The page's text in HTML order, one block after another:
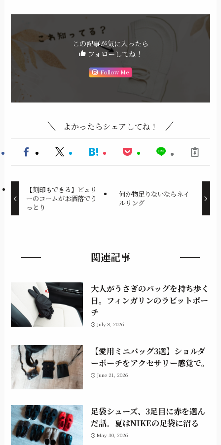
この記事が気に入ったら
フォローしてね！
Follow Me
よかったらシェアしてね！
【刻印もできる】ビュリ
ーのコームがお洒落でう
っとり
何か物足りないならネイ
ルリング
関連記事
大人がうさぎのバッグを持ち歩く
日。フィンガリンのラビットポー
チ
July 8, 2026
【愛用ミニバッグ3選】ショルダ
ーポーチをアクセサリー感覚で。
June 21, 2026
足袋シューズ、3足目に赤を選ん
だ話。夏はNIKEの足袋に沼る
May 30, 2026